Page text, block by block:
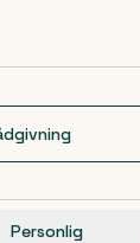
Personlig